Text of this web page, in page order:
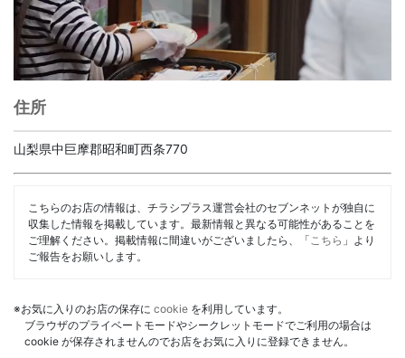
住所
山梨県中巨摩郡昭和町西条770
こちらのお店の情報は、チラシプラス運営会社のセブンネットが独自に
収集した情報を掲載しています。最新情報と異なる可能性があることを
ご理解ください。掲載情報に間違いがございましたら、「 こちら 」より
ご報告をお願いします。
※お気に入りのお店の保存に cookie を利用しています。
ブラウザのプライベートモードやシークレットモードでご利用の場合は
cookie が保存されませんのでお店をお気に入りに登録できません。